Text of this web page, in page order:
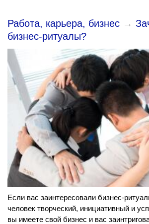
Работа, карьера, бизнес →
бизнес-ритуалы?
Если вас заинтересовали бизнес-
человек творческий, инициативный и
вы имеете свой бизнес и вас